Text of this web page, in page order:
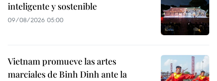
inteligente y sostenible
09/08/2026 05:00
Vietnam promueve las artes
marciales de Binh Dinh ante la